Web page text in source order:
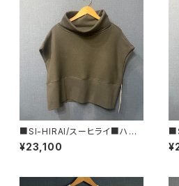
■SI-HIRAI/スーヒライ■ハイ
ネック・ケープジレ /チャコール
■CHAW25-5023■
¥23,100
ン
ー